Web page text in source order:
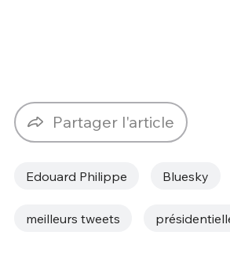
Partager l'article
Edouard Philippe Bluesky
meilleurs tweets